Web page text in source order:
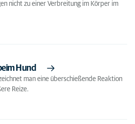
nicht zu einer Verbreitung im Körper im
Hund
man eine überschießende Reaktion
Reize.